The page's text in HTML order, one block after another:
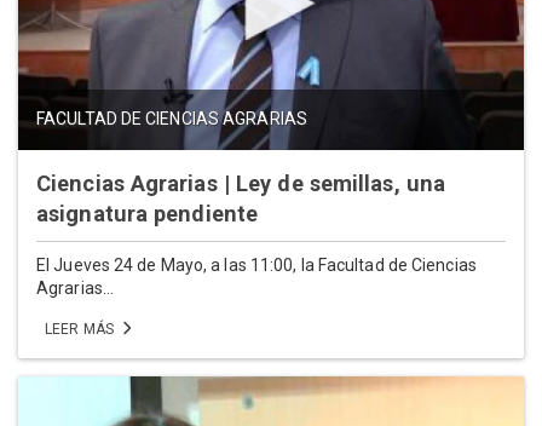
FACULTAD DE CIENCIAS AGRARIAS
Ciencias Agrarias | Ley de semillas, una
asignatura pendiente
El Jueves 24 de Mayo, a las 11:00, la Facultad de Ciencias
Agrarias...
LEER MÁS